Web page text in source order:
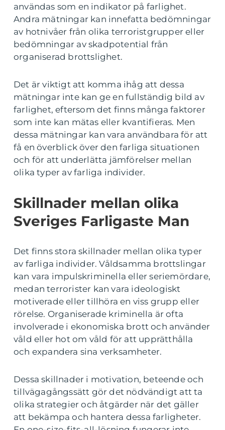
användas som en indikator på farlighet.
Andra mätningar kan innefatta bedömningar
av hotnivåer från olika terroristgrupper eller
bedömningar av skadpotential från
organiserad brottslighet.
Det är viktigt att komma ihåg att dessa
mätningar inte kan ge en fullständig bild av
farlighet, eftersom det finns många faktorer
som inte kan mätas eller kvantifieras. Men
dessa mätningar kan vara användbara för att
få en överblick över den farliga situationen
och för att underlätta jämförelser mellan
olika typer av farliga individer.
Skillnader mellan olika
Sveriges Farligaste Man
Det finns stora skillnader mellan olika typer
av farliga individer. Våldsamma brottslingar
kan vara impulskriminella eller seriemördare,
medan terrorister kan vara ideologiskt
motiverade eller tillhöra en viss grupp eller
rörelse. Organiserade kriminella är ofta
involverade i ekonomiska brott och använder
våld eller hot om våld för att upprätthålla
och expandera sina verksamheter.
Dessa skillnader i motivation, beteende och
tillvägagångssätt gör det nödvändigt att ta
olika strategier och åtgärder när det gäller
att bekämpa och hantera dessa farligheter.